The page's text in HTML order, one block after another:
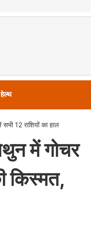
हेल्थ
12 राशियों का हाल
में गोचर
किस्मत,